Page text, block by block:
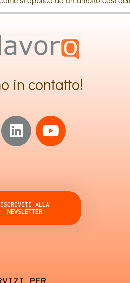
in contatto!
ISCRIVITI ALLA
NEWSLETTER